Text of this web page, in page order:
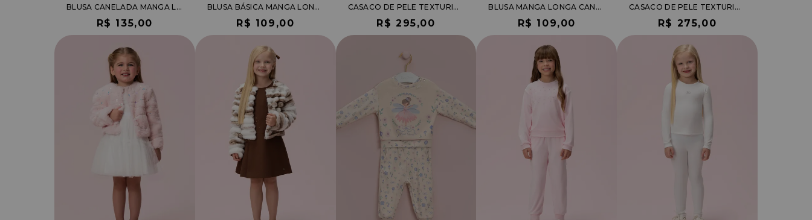
BLUSA CANELADA MANGA LONGA COM DETALHE LAÇO
R$ 135,00
BLUSA BÁSICA MANGA LONGA
R$ 109,00
CASACO DE PELE TEXTURIZADA
R$ 295,00
BLUSA MANGA LONGA CANELADA
R$ 109,00
CASACO DE PELE TEXTURIZADA
R$ 275,00